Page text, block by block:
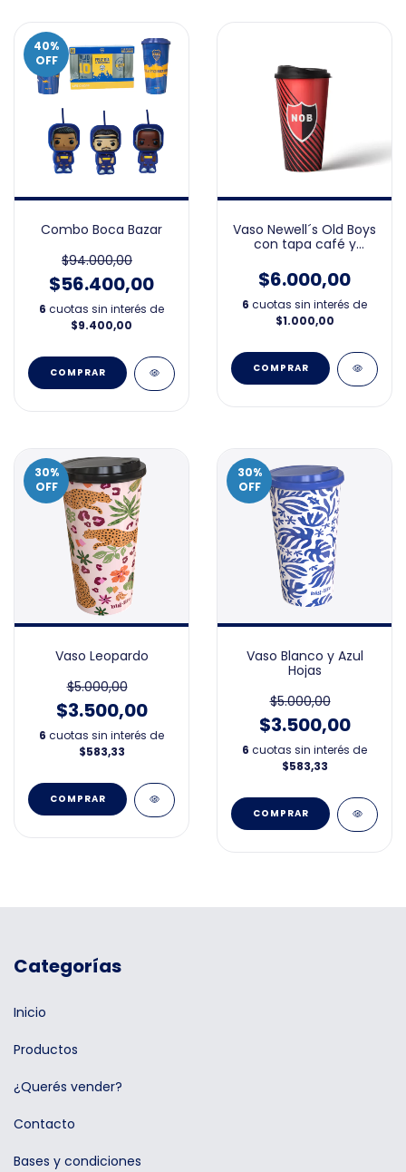
40%
OFF
Combo Boca Bazar
$94.000,00
$56.400,00
6 cuotas sin interés de
$9.400,00
Vaso Newell´s Old Boys
con tapa café y
$6.000,00
6 cuotas sin interés de
$1.000,00
30%
OFF
Vaso Leopardo
$5.000,00
$3.500,00
6 cuotas sin interés de
$583,33
30%
OFF
Vaso Blanco y Azul
Hojas
$5.000,00
$3.500,00
6 cuotas sin interés de
$583,33
Categorías
Inicio
Productos
¿Querés vender?
Contacto
Bases y condiciones